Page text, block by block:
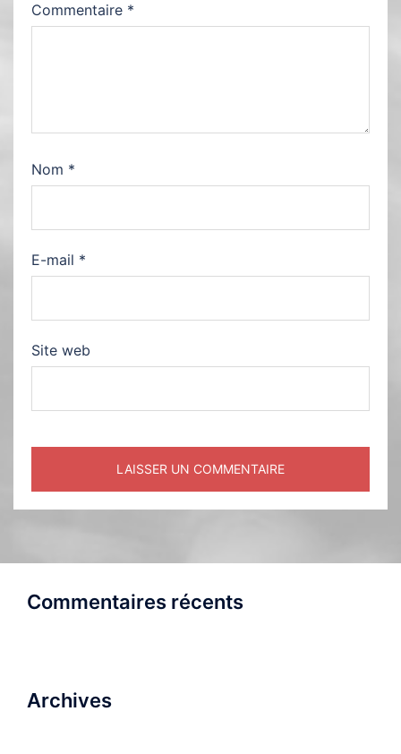
Commentaire *
Nom *
E-mail *
Site web
Commentaires récents
Archives